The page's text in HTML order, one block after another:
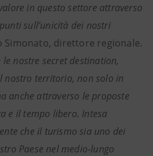
in questo settore attraverso
sull’unicità dei nostri
Simonato, direttore regionale.
nostre secret destination,
nostro territorio, non solo in
anche attraverso le proposte
e il tempo libero. Intesa
che il turismo sia uno dei
Paese nel medio-lungo